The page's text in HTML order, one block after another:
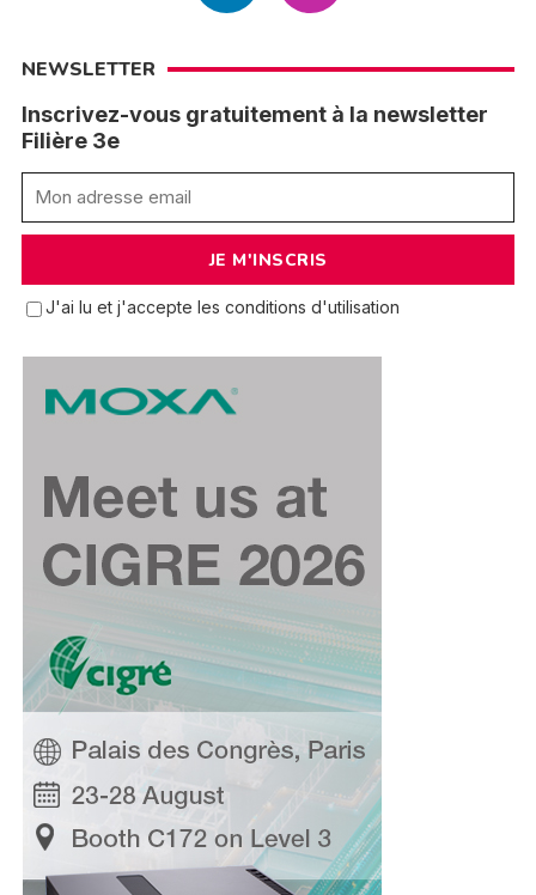
NEWSLETTER
Inscrivez-vous gratuitement à la newsletter
Filière 3e
J'ai lu et j'accepte les conditions d'utilisation